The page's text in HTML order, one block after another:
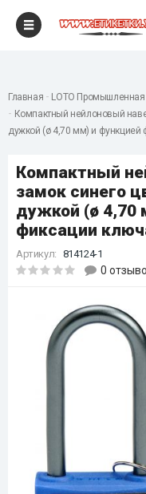
Главная LOTO Промышленная
Компактный нейлоновый
дужкой (ø 4,70 мм) и функцией
Компактный
замок синего
дужкой (ø 4,70
фиксации
Артикул: 814124-1
0